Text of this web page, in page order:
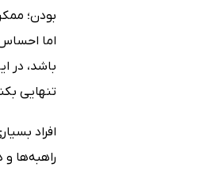
بودن؛
اما احساس
باشد، در
تنهایی
افراد
راهبه‌ها